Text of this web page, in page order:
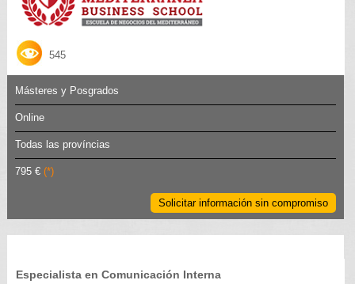
545
Másteres y Posgrados
Online
Todas las províncias
795 € (*)
Solicitar información sin compromiso
Especialista en Comunicación Interna